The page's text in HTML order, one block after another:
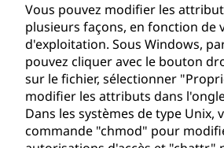
Vous pouvez modifier les
plusieurs façons, en fonction de
d'exploitation. Sous Windows,
pouvez cliquer avec le bouton
sur le fichier, sélectionner
modifier les attributs dans
Dans les systèmes de type Unix,
commande "chmod" pour